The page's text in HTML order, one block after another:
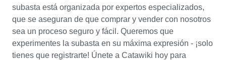
subasta está organizada por expertos especializados,
que se aseguran de que comprar y vender con nosotros
sea un proceso seguro y fácil. Queremos que
experimentes la subasta en su máxima expresión - ¡solo
tienes que registrarte! Únete a Catawiki hoy para